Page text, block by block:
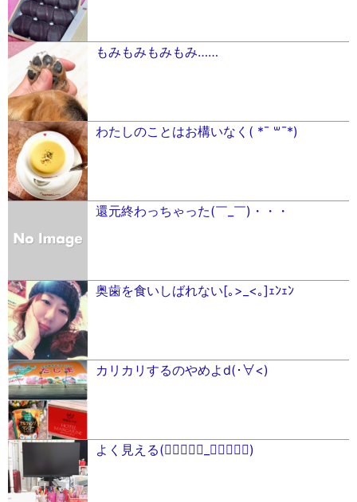
もみもみもみもみ……
わたしのことはお構いなく( *¯ ꒳¯*)
還元終わっちゃった(￣_￣)・・・
奥歯を食いしばれない[｡>_<｡]ｪﾝｪﾝ
カリカリするのやめよd(･∀︎<)
よく見える(ↂ⃙⃙⃚⃛_ↂ⃙⃙⃚⃛)